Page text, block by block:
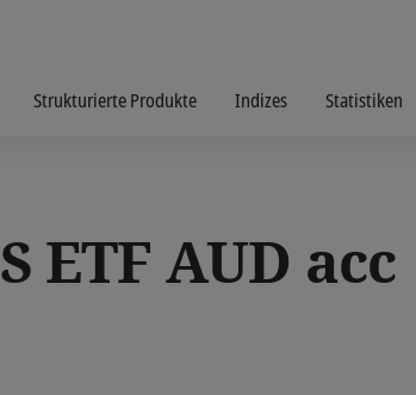
Strukturierte Produkte Indizes Statistiken
ETF AUD acc